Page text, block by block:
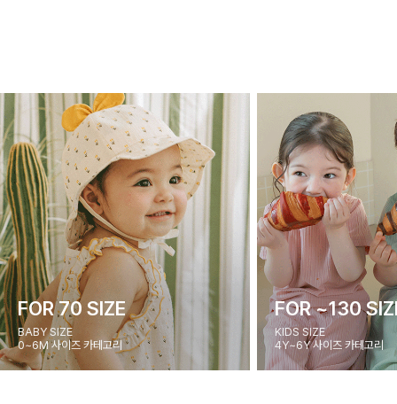
FOR 70 SIZE
BABY SIZE
0~6M 사이즈 카테고리
FOR ~130
KIDS SIZE
4Y~6Y 사이즈 카테고리